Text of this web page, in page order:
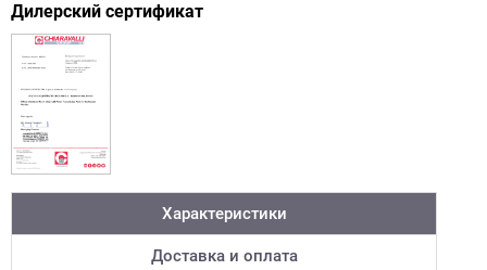
Дилерский сертификат
Характеристики
Доставка и оплата